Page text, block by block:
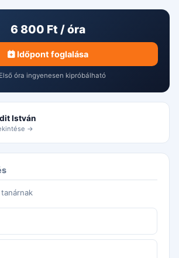
6 800 Ft / óra
Időpont foglalása
Első óra ingyenesen kipróbálható
István
→